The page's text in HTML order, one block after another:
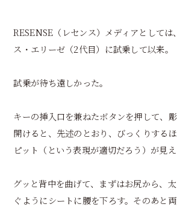
RESENSE（レセンス）メディアとしては
ス・エリーゼ（2代目）に試乗して以来。
試乗が待ち遠しかった。
キーの挿入口を兼ねたボタンを押して、
開けると、先述のとおり、びっくりする
ピット（という表現が適切だろう）が見え
グッと背中を曲げて、まずはお尻から、
ぐようにシートに腰を下ろす。そのあと